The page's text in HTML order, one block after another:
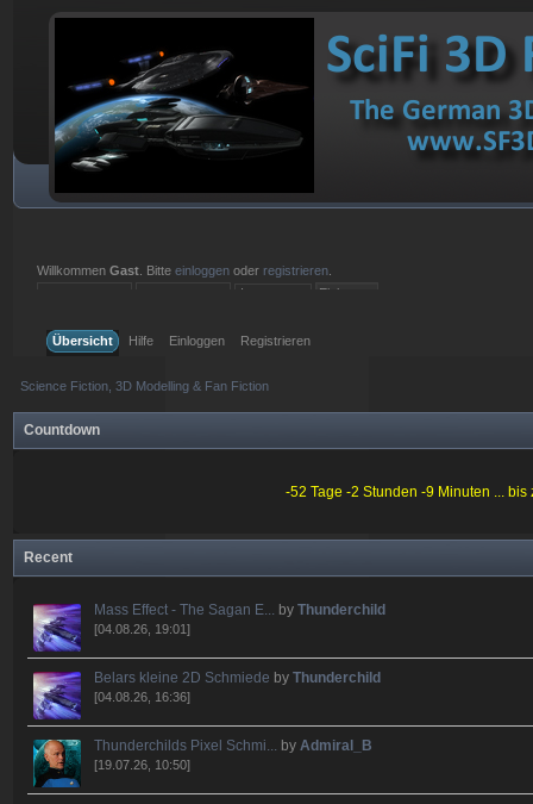
WillkommenGast . Bitteeinloggen oder registrieren
Übersicht
Hilfe Einloggen Registrieren
Science Fiction, 3D Modelling & Fan Fiction
Countdown
-52 Tage -2 Stunden -9 Minuten ...
Recent
Mass Effect - The Sagan E... byThunderchild
[04.08.26, 19:01]
Belars kleine 2D Schmiede byThunderchild
[04.08.26, 16:36]
Thunderchilds Pixel Schmi... byAdmiral_B
[19.07.26, 10:50]